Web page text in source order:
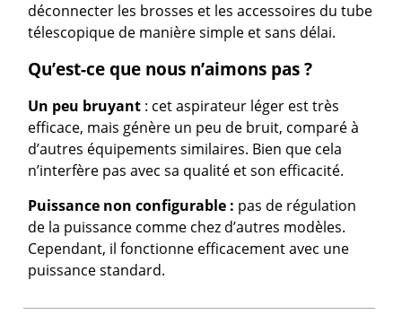
déconnecter les brosses et les accessoires du tube
télescopique de manière simple et sans délai.
Qu’est-ce que nous n’aimons pas ?
Un peu bruyant : cet aspirateur léger est très
efficace, mais génère un peu de bruit, comparé à
d’autres équipements similaires. Bien que cela
n’interfère pas avec sa qualité et son efficacité.
Puissance non configurable : pas de régulation
de la puissance comme chez d’autres modèles.
Cependant, il fonctionne efficacement avec une
puissance standard.